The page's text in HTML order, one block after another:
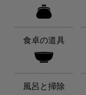
食卓の道具
風呂と掃除